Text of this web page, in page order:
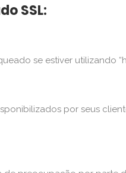
SSL:
se estiver utilizando
por seus